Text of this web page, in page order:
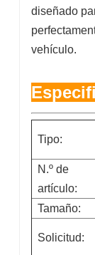
diseñado
vehículo.
Tipo:
N.º de
artículo:
Tamaño:
Solicitud: